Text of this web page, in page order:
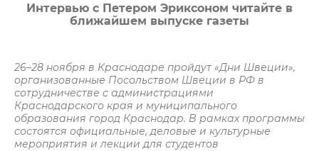
Интервью с Петером Эриксоном читайте в
ближайшем выпуске газеты
26–28 ноября в Краснодаре пройдут «Дни Швеции»,
организованные Посольством Швеции в РФ в
сотрудничестве с администрациями
Краснодарского края и муниципального
образования город Краснодар. В рамках программы
состоятся официальные, деловые и культурные
мероприятия и лекции для студентов